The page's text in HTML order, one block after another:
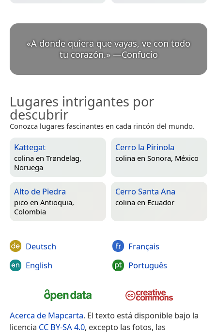
«A donde quiera que vayas, ve con todo
tu corazón.» —Confucio
Lugares intrigantes por
descubrir
Conozca lugares fascinantes en cada rincón del mundo.
Kattegat
colina en Trøndelag,
Noruega
Cerro la Pirinola
colina en Sonora, México
Alto de Piedra
pico en Antioquia,
Colombia
Cerro Santa Ana
colina en Ecuador
Deutsch
English
Français
Português
Acerca de Mapcarta. El texto está disponible bajo la
licencia CC BY-SA 4.0, excepto las fotos, las